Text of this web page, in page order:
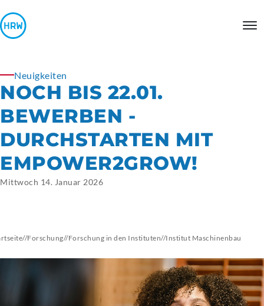
Neuigkeiten
NOCH BIS 22.01.
BEWERBEN -
DURCHSTARTEN MIT
EMPOWER2GROW!
Mittwoch 14. Januar 2026
//Forschung//Forschung in den Instituten//Institut Maschinenbau